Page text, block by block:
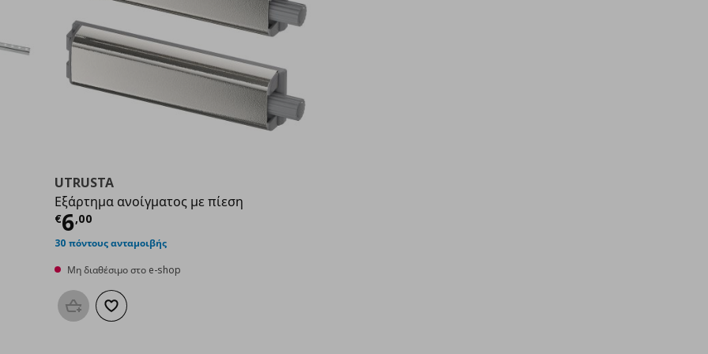
UTRUSTA
Εξάρτημα ανοίγματος με πίεση
€6,00
Τρέχουσα τιμή
30 πόντους ανταμοιβής
Μη διαθέσιμο στο e-shop
Προσθήκη στο καλάθι
Προσθήκη στα αγαπημένα